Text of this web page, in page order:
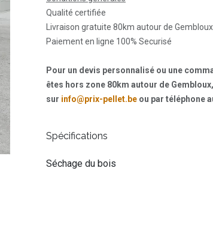
Qualité certifiée
Livraison gratuite 80km autour de Gembloux
Paiement en ligne 100% Securisé
Pour un devis personnalisé ou une
êtes hors zone 80km autour de
sur info@prix-pellet.be ou par téléphone
Spécifications
Séchage du bois